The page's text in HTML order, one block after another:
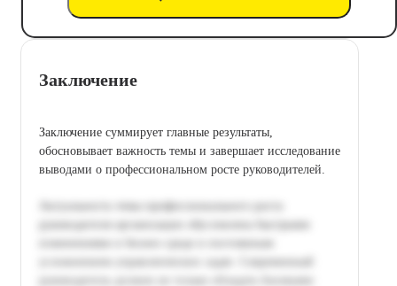
Заключение
Заключение суммирует главные результаты,
обосновывает важность темы и завершает исследование
выводами о профессиональном росте руководителей.